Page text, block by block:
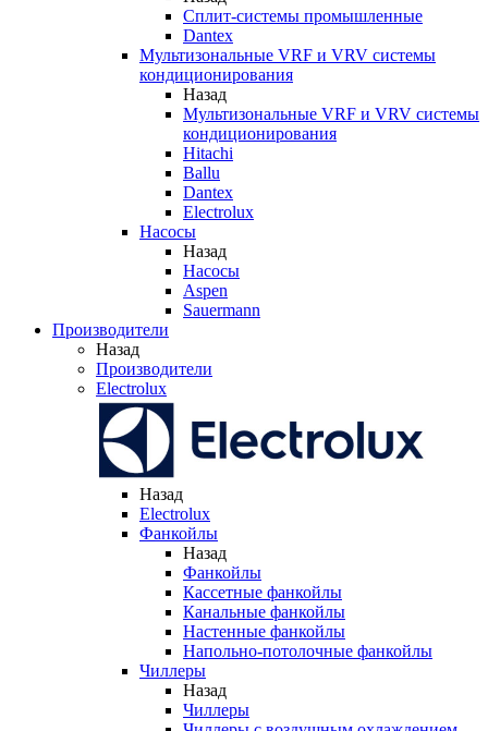
Сплит-системы промышленные
Dantex
Мультизональные VRF и VRV системы
кондиционирования
Назад
Мультизональные VRF и VRV системы
кондиционирования
Hitachi
Ballu
Dantex
Electrolux
Насосы
Назад
Насосы
Aspen
Sauermann
Производители
Назад
Производители
Electrolux
Назад
Electrolux
Фанкойлы
Назад
Фанкойлы
Кассетные фанкойлы
Канальные фанкойлы
Настенные фанкойлы
Напольно-потолочные фанкойлы
Чиллеры
Назад
Чиллеры